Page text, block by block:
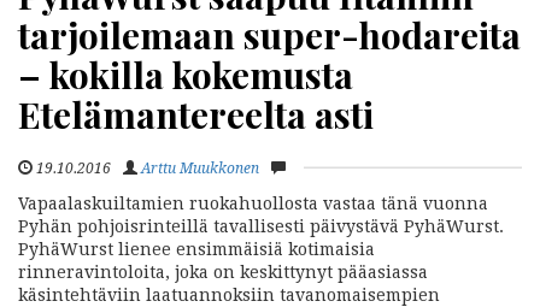
tarjoilemaan super-hodareita
– kokilla kokemusta
Etelämantereelta asti
19.10.2016 Arttu Muukkonen
Vapaalaskuiltamien ruokahuollosta vastaa tänä vuonna
Pyhän pohjoisrinteillä tavallisesti päivystävä PyhäWurst.
PyhäWurst lienee ensimmäisiä kotimaisia
rinneravintoloita, joka on keskittynyt pääasiassa
käsintehtäviin laatuannoksiin tavanomaisempien